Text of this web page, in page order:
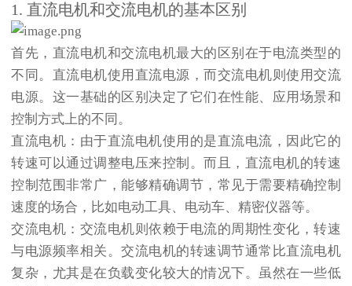
1. 直流电机和交流电机的基本区别
首先，直流电机和交流电机最大的区别在于电流类型的
不同。直流电机使用直流电源，而交流电机则使用交流
电源。这一基础的区别决定了它们在性能、应用场景和
控制方式上的不同。
直流电机 ：由于直流电机使用的是直流电流，因此它的
转速可以通过调整电压来控制。而且，直流电机的转速
控制范围非常广，能够精确调节，常见于需要精确控制
速度的场合，比如电动工具、电动车、精密仪器等。
交流电机 ：交流电机则依赖于电流的周期性变化，转速
与电源频率相关。交流电机的转速调节通常比直流电机
复杂，尤其是在负载变化较大的情况下。虽然在一些低